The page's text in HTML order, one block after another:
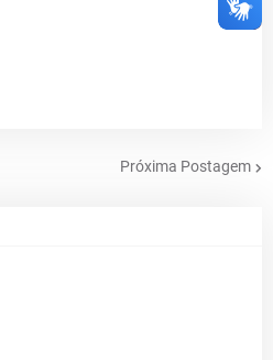
Próxima Postagem